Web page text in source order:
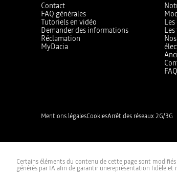
Contact
FAQ générales
Tutoriels en vidéo
Demander des informations
Réclamation
MyDacia
Mentions légalesCookiesArrêt des réseaux 2G/3G
Certains éléments du contenu de cette page sont
générés par IA afin de garantir unereprésentation fidèle et